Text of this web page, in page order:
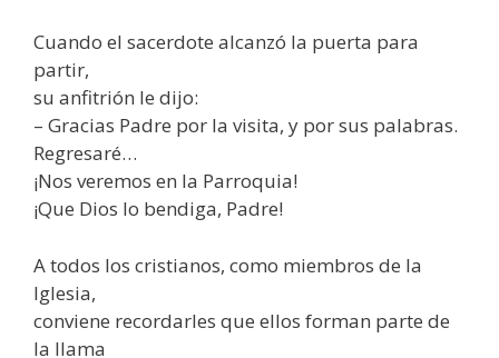
Cuando el sacerdote alcanzó la puerta para
partir,
su anfitrión le dijo:
– Gracias Padre por la visita, y por sus palabras.
Regresaré…
¡Nos veremos en la Parroquia!
¡Que Dios lo bendiga, Padre!
A todos los cristianos, como miembros de la
Iglesia,
conviene recordarles que ellos forman parte de
la llama